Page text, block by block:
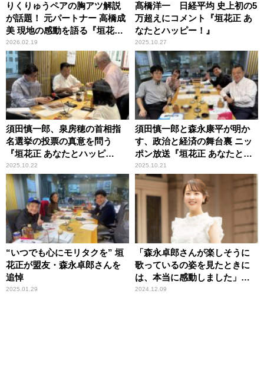
りくりゅうペアの胸アツ解説
が話題！ 元パートナー 高橋成
美 現地の感動を語る『垣花正
あなたとハッピー！』
2026.02.19
髙橋洋一 日経平均 史上初の5
万超えにコメント『垣花正 あ
なたとハッピー！』
2025.10.27
須田慎一郎、泉房穂の首相指
名選挙の投票の真意を問う
『垣花正 あなたとハッピ
ー！』
2025.10.22
須田慎一郎と森永康平が明か
す、政治と経済の舞台裏 ニッ
ポン放送『垣花正 あなたとハ
ッピー！』
2025.10.21
“いつでも心にモリタクを” 垣
花正が盟友・森永卓郎さんを
追悼
2025.01.29
「森永卓郎さんが楽しそうに
歌っているの姿を見たときに
は、本当に感動しました」熊
谷実帆アナウンサー
2024.12.09